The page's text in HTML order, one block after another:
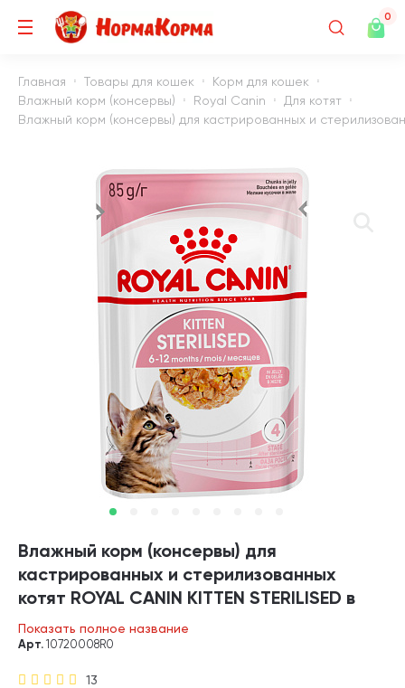
0
Главная Товары для кошек
Корм для кошек
Влажный корм (консервы)
Royal Canin
Для котят
Влажный корм (консервы) для кастрированных и
Влажный корм (консервы) для
кастрированных и стерилизованных
котят ROYAL CANIN KITTEN STERILISED в
соусе пауч (85 гр)
Показать полное название
13
Арт. 10720008R0